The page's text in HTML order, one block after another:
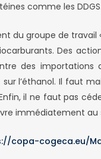
comme les DDGS.
du groupe de
Des
des importations
l’éthanol. Il faut
il ne faut pas
immédiatement au
copa-cogeca.eu/